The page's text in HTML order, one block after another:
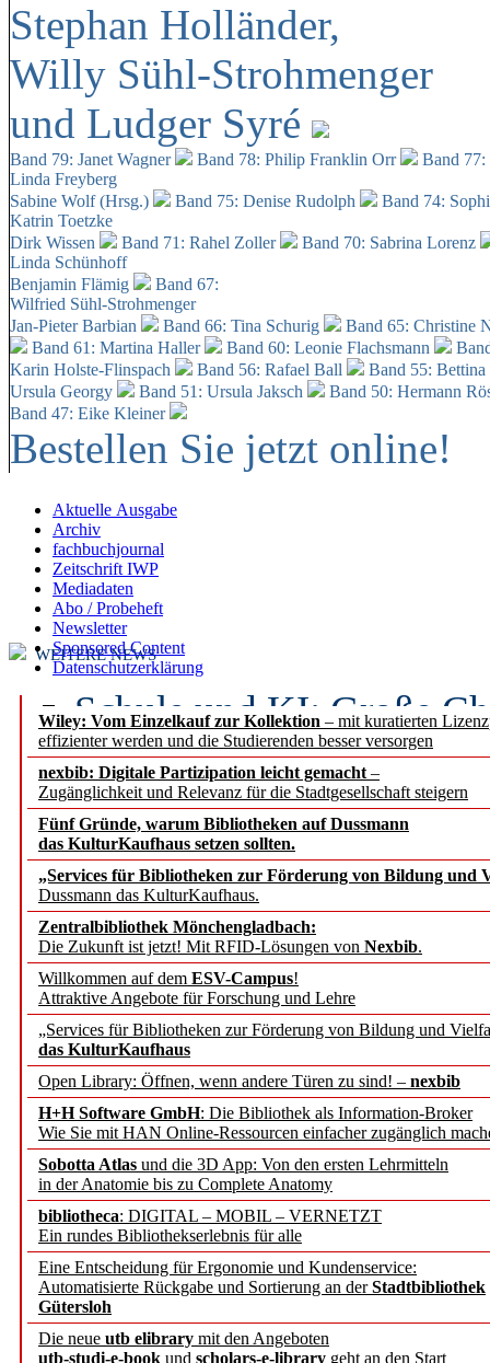
Stephan Holländer,
Willy Sühl-Strohmenger
und Ludger Syré
Band 79: Janet Wagner Band 78: Philip Franklin Orr
Band
Linda Freyberg
Sabine Wolf (Hrsg.)
Band 75: Denise Rudolph
Band 74:
Katrin Toetzke
Dirk Wissen
Band 71: Rahel Zoller
Band 70: Sabrina Lorenz
Linda Schünhoff
Benjamin Flämig
Band 67:
Wilfried Sühl-Strohmenger
Jan-Pieter Barbian
Band 66: Tina Schurig
Band 65: Christine
Band 61: Martina Haller
Band 60: Leonie Flachsmann
Karin Holste-Flinspach
Band 56: Rafael Ball
Band 55:
Ursula Georgy
Band 51: Ursula Jaksch Band 50: Hermann
Band 47: Eike Kleiner
Bestellen Sie jetzt online!
Aktuelle Ausgabe
Archiv
fachbuchjournal
Zeitschrift IWP
Mediadaten
Abo / Probeheft
Newsletter
Sponsored Content
Datenschutzerklärung
Wiley: Vom Einzelkauf zur Kollektion – mit kuratierten
effizienter werden und die Studierenden besser versorgen
nexbib: Digitale Partizipation leicht gemacht –
Zugänglichkeit und Relevanz für die Stadtgesellschaft steigern
Fünf Gründe, warum Bibliotheken auf Dussmann
das KulturKaufhaus setzen sollten.
„Services für Bibliotheken zur Förderung von Bildung und
Dussmann das KulturKaufhaus.
Zentralbibliothek Mönchengladbach:
Die Zukunft ist jetzt! Mit RFID-Lösungen von Nexbib.
Willkommen auf dem ESV-Campus!
Attraktive Angebote für Forschung und Lehre
„Services für Bibliotheken zur Förderung von Bildung und
das KulturKaufhaus
Open Library: Öffnen, wenn andere Türen zu sind! – nexbib
H+H Software GmbH: Die Bibliothek als Information-Broker
Wie Sie mit HAN Online-Ressourcen einfacher zugänglich
Sobotta Atlas und die 3D App: Von den ersten Lehrmitteln
in der Anatomie bis zu Complete Anatomy
bibliotheca: DIGITAL – MOBIL – VERNETZT
Ein rundes Bibliothekserlebnis für alle
Eine Entscheidung für Ergonomie und Kundenservice:
Automatisierte Rückgabe und Sortierung an derStadtbibliothek
Gütersloh
Die neue utb elibrary mit den Angeboten
utb-studi-e-book und scholars-e-library geht an den Start
WEITERE NEWS
Schule und KI: Große
Voraussetzungen
Erfolgreiches erstes
Segment Research –
angepasst
konstruktiv!
Mohr Siebeck
und die Zeitschrift für
Francke Attempto
EBSCO Information
Recherchefunktionen in
Sorbisches Institut neu
Geschichte und